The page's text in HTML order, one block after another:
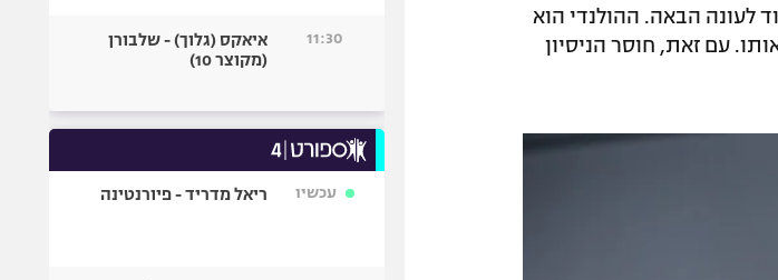
לעונה הבאה. ההולנדי הוא
עם זאת, חוסר הניסיון
11:30
איאקס (גלוך) - שלבורן
(מקוצר 10)
עכשיו ריאל מדריד - פיורנטינה